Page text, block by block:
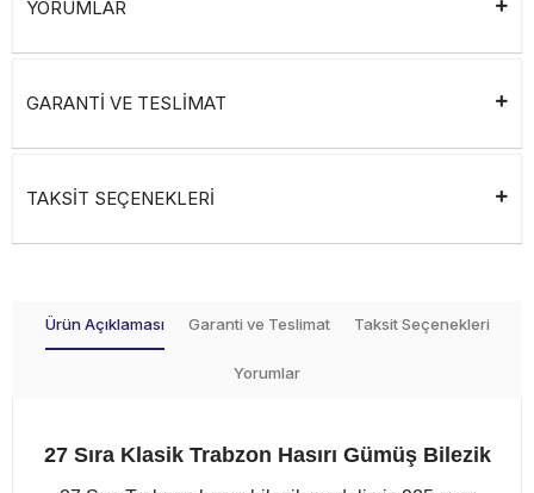
YORUMLAR
GARANTİ VE TESLİMAT
TAKSİT SEÇENEKLERİ
Ürün Açıklaması Garanti ve Teslimat Taksit Seçenekleri
Yorumlar
27 Sıra Klasik Trabzon Hasırı Gümüş Bilezik